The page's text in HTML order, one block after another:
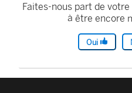
Faites-nous part de
à être encore
Oui